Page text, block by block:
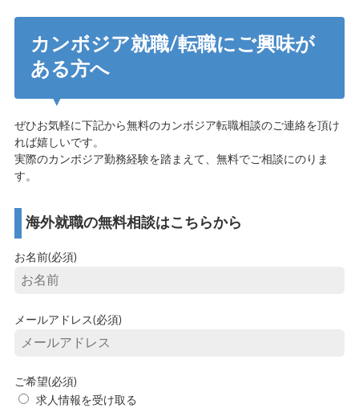
カンボジア就職/転職にご興味が
ある方へ
ぜひお気軽に下記から無料のカンボジア転職相談のご連絡を頂け
れば嬉しいです。
実際のカンボジア勤務経験を踏まえて、無料でご相談にのりま
す。
海外就職の無料相談はこちらから
お名前(必須)
メールアドレス(必須)
ご希望(必須)
求人情報を受け取る